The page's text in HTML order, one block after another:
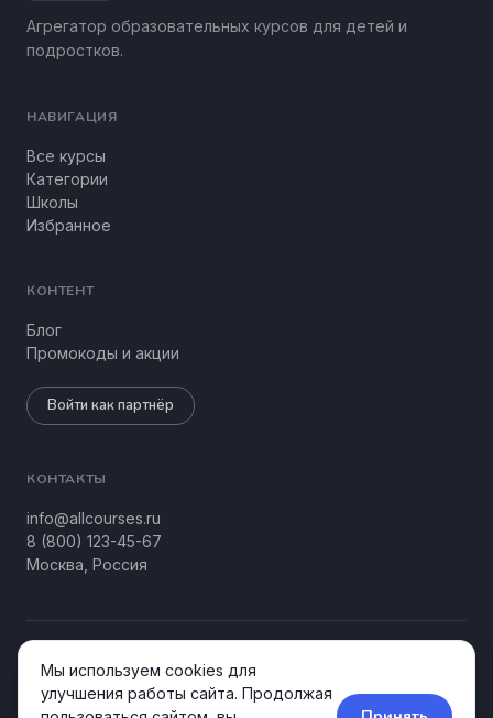
Агрегатор образовательных курсов для детей и
подростков.
НАВИГАЦИЯ
Все курсы
Категории
Школы
Избранное
КОНТЕНТ
Блог
Промокоды и акции
Войти как партнёр
КОНТАКТЫ
info@allcourses.ru
8 (800) 123-45-67
Москва, Россия
КонфиденциальностьСоглашение
Мы используем cookies для
улучшения работы сайта. Продолжая